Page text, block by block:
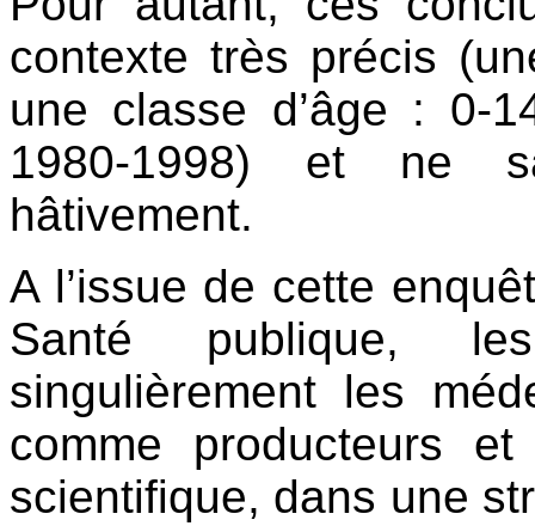
contexte très précis
une classe d’âge : 0-
1980-1998) et ne
hâtivement.
A l’issue de cette
Santé publique,
singulièrement les
comme producteurs et
scientifique, dans une